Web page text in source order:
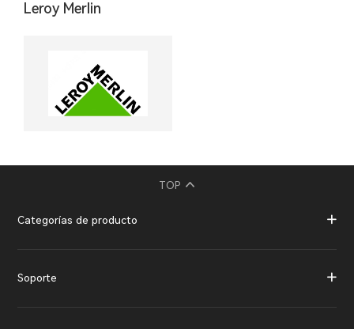
Leroy Merlin
TOP
Categorías de producto
Soporte